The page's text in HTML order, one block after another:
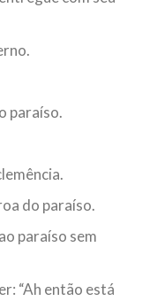
paraíso.
do paraíso.
sem
“Ah então está